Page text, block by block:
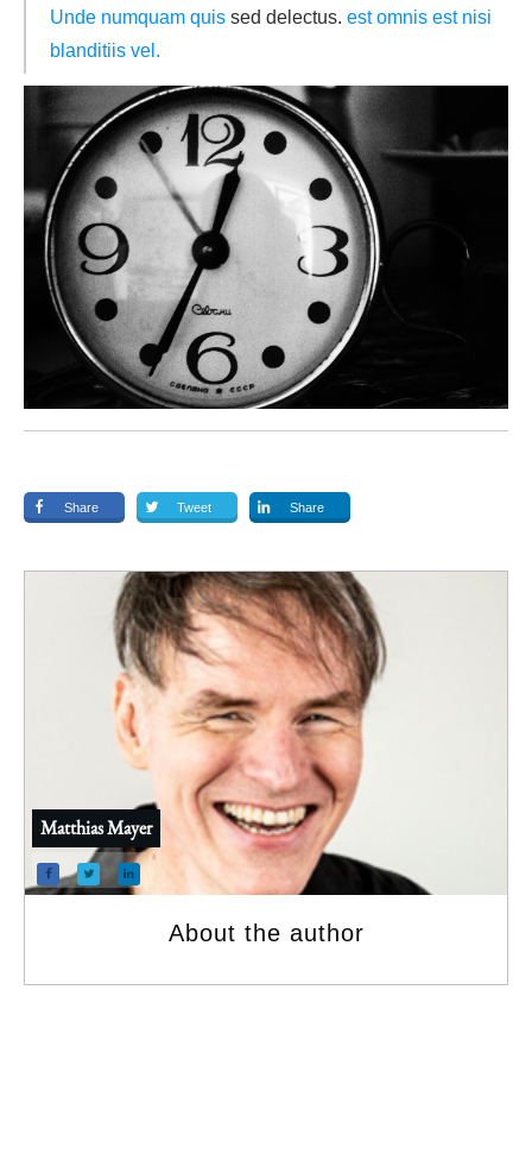
Unde numquam quis sed delectus. est omnis est nisi
blanditiis vel.
Share Tweet Share
Matthias Mayer
About the author